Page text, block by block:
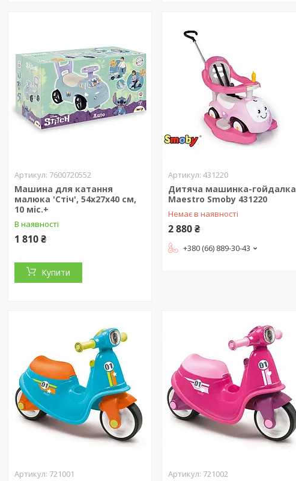
7600720552
Машина для катання
малюка 'Стіч', 54х27х40 см,
10 мic.+
В наявності
1 810 ₴
Купити
431220
Дитяча машинка-гойдалка
Maestro Smoby 431220
Немає в наявності
2 880 ₴
+380 (66) 889-30-43
721001 721002